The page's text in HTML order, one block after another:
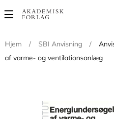
Main
Hjem
/ SBI Anvisning /
af varme- og ventilationsanlæg